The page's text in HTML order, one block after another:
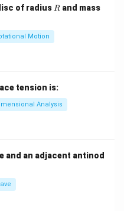
of radius R
R and mass
Motion
tension is:
Analysis
and an adjacent antinod